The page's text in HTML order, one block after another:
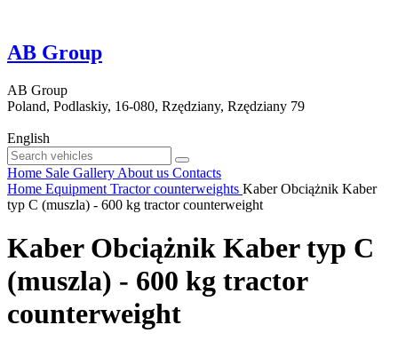
AB Group
AB Group
Poland, Podlaskiy, 16-080, Rzędziany, Rzędziany 79
English
Home Sale Gallery About us Contacts
Home Equipment Tractor counterweights Kaber Obciążnik Kaber
typ C (muszla) - 600 kg tractor counterweight
Kaber Obciążnik Kaber typ C
(muszla) - 600 kg tractor
counterweight